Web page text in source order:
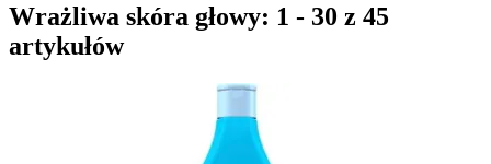
Wrażliwa skóra głowy: 1 - 30 z 45
artykułów